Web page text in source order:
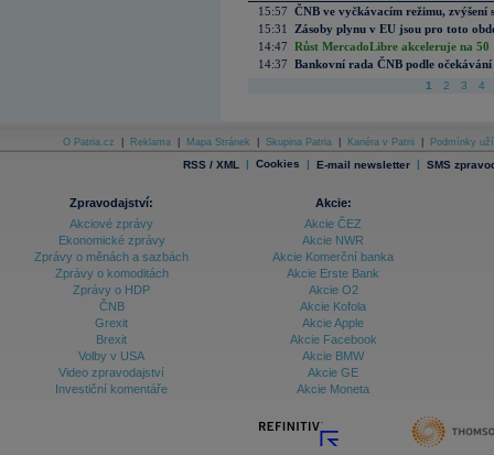
15:57 ČNB ve vyčkávacím režimu, zvýšení
15:31
Zásoby plynu v EU jsou pro toto
14:47 Růst MercadoLibre akceleruje na
14:37 Bankovní rada ČNB podle
1 2 3 4
O Patria.cz Reklama Mapa Stránek Skupina Patria Kariéra v Patrii Podmínky
RSS / XML | Cookies | E-mail newsletter | SMS
Zpravodajství:
Akciové zprávy
Ekonomické zprávy
Zprávy o měnách a sazbách
Zprávy o komoditách
Zprávy o HDP
ČNB
Grexit
Brexit
Volby v USA
Video zpravodajství
Investiční komentáře
Akcie:
Akcie ČEZ
Akcie NWR
Akcie Komerční banka
Akcie Erste Bank
Akcie O2
Akcie Kofola
Akcie Apple
Akcie Facebook
Akcie BMW
Akcie GE
Akcie Moneta